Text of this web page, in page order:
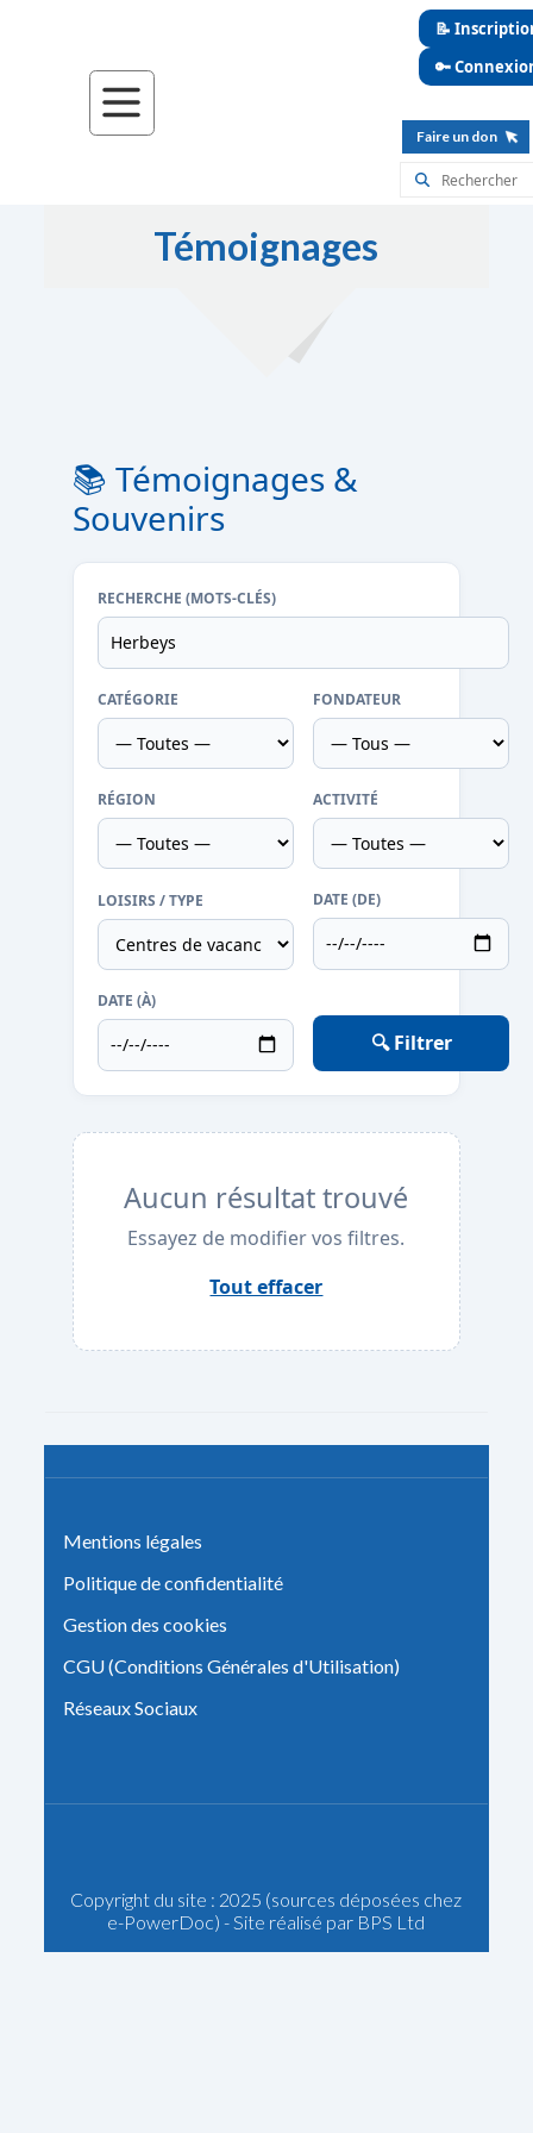
📝
🔑
Faire un don
Témoignages
📚 Témoignages &
Souvenirs
RECHERCHE (MOTS-CLÉS)
CATÉGORIE FONDATEUR
RÉGION ACTIVITÉ
LOISIRS / TYPE DATE (DE)
DATE (À)
🔍 Filtrer
Aucun résultat trouvé
Essayez de modifier vos filtres.
Tout effacer
Mentions légales
Politique de confidentialité
Gestion des cookies
CGU (Conditions Générales d'Utilisation)
Réseaux Sociaux
Copyright du site : 2025 (sources déposées chez
e-PowerDoc) - Site réalisé par BPS Ltd